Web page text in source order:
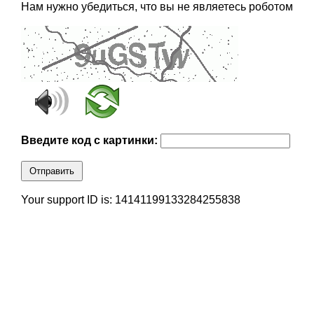
Нам нужно убедиться, что вы не являетесь роботом
Введите код с картинки:
Отправить
Your support ID is: 14141199133284255838